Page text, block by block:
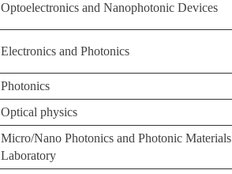
Optoelectronics and Nanophotonic Devices
Electronics and Photonics
Photonics
Optical physics
Micro/Nano Photonics and Photonic Materials
Laboratory